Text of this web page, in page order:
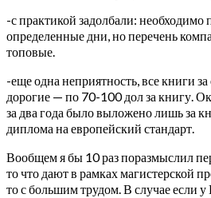
-с практикой задолбали: необходимо
определенные дни, но перечень
топовые.
-еще одна неприятность, все книги
дорогие — по 70-100 дол за книгу.
за два года было выложено лишь за
диплома на европейский стандарт.
Вообщем я бы 10 раз поразмыслил
то что дают в рамках магистерской
то с большим трудом. В случае если у